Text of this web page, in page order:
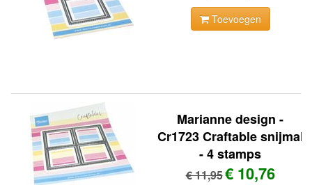
Toevoegen
Marianne design -
Cr1723 Craftable snijmal
- 4 stamps
€ 11,95€ 10,76